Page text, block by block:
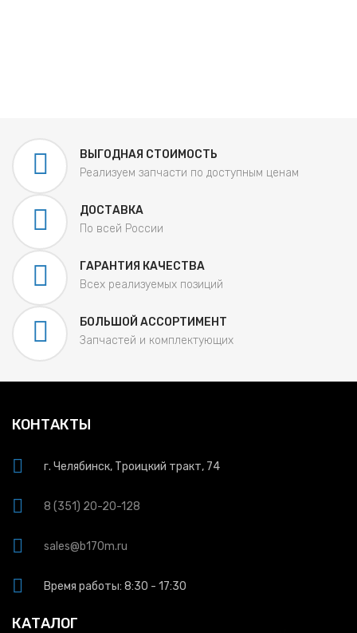
ВЫГОДНАЯ СТОИМОСТЬ
Реализуем запчасти по доступным ценам
ДОСТАВКА
По всей России
ГАРАНТИЯ КАЧЕСТВА
Всех реализуемых позиций
БОЛЬШОЙ АССОРТИМЕНТ
Запчастей и комплектующих
КОНТАКТЫ
г. Челябинск, Троицкий тракт, 74
8 (351) 20-20-128
sales@b170m.ru
Время работы: 8:30 - 17:30
КАТАЛОГ